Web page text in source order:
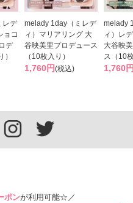
レデ
ョコ
デ
melady 1day（ミレデ
ィ）マリアリング 大
谷映美里プロデュース
（10枚入り）
1,760円(税込)
melady
ィ）レ
大谷映
ス（10
1,760
ポンが利用可能☆／